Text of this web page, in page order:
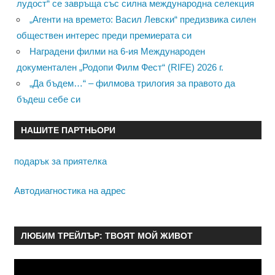
лудост“ се завръща със силна международна селекция
„Агенти на времето: Васил Левски“ предизвика силен
обществен интерес преди премиерата си
Наградени филми на 6-ия Международен
документален „Родопи Филм Фест“ (RIFE) 2026 г.
„Да бъдем…“ – филмова трилогия за правото да
бъдеш себе си
НАШИТЕ ПАРТНЬОРИ
подарък за приятелка
Автодиагностика на адрес
ЛЮБИМ ТРЕЙЛЪР: ТВОЯТ МОЙ ЖИВОТ